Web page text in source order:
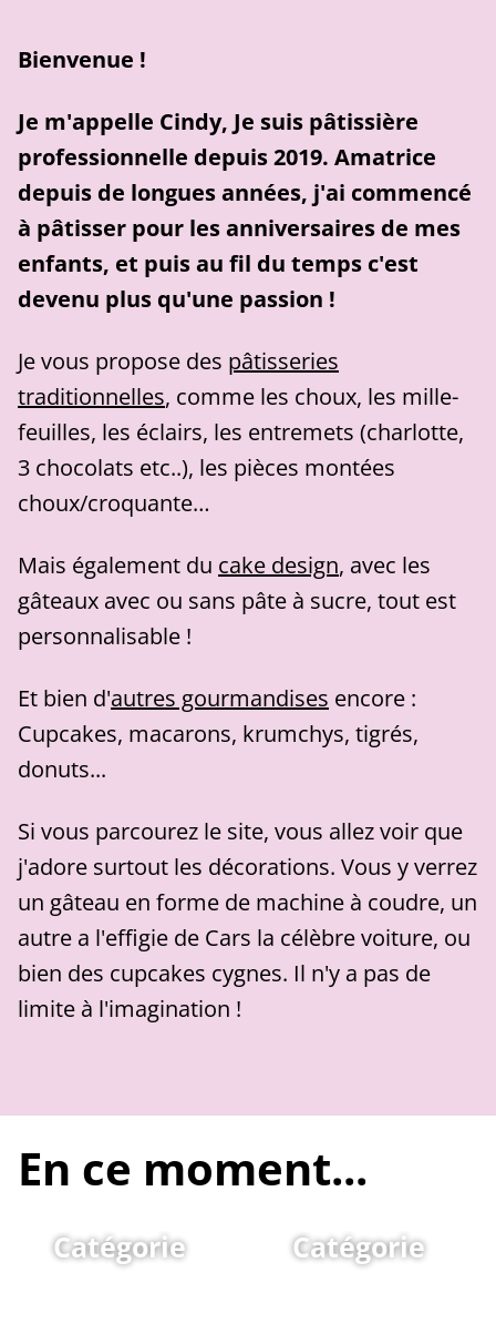
Bienvenue !
Je m'appelle Cindy, Je suis pâtissière
professionnelle depuis 2019. Amatrice
depuis de longues années, j'ai commencé
à pâtisser pour les anniversaires de mes
enfants, et puis au fil du temps c'est
devenu plus qu'une passion !
Je vous propose des pâtisseries
traditionnelles, comme les choux, les mille-
feuilles, les éclairs, les entremets (charlotte,
3 chocolats etc..), les pièces montées
choux/croquante…
Mais également du cake design, avec les
gâteaux avec ou sans pâte à sucre, tout est
personnalisable !
Et bien d'autres gourmandises encore :
Cupcakes, macarons, krumchys, tigrés,
donuts...
Si vous parcourez le site, vous allez voir que
j'adore surtout les décorations. Vous y verrez
un gâteau en forme de machine à coudre, un
autre a l'effigie de Cars la célèbre voiture, ou
bien des cupcakes cygnes. Il n'y a pas de
limite à l'imagination !
En ce moment...
Catégorie Catégorie